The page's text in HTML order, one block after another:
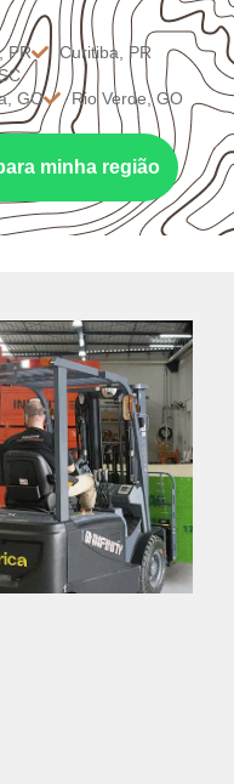
PR
Curitiba, PR
GO
Rio Verde, GO
minha região